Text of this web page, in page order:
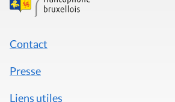
Contact
Presse
Liens utiles